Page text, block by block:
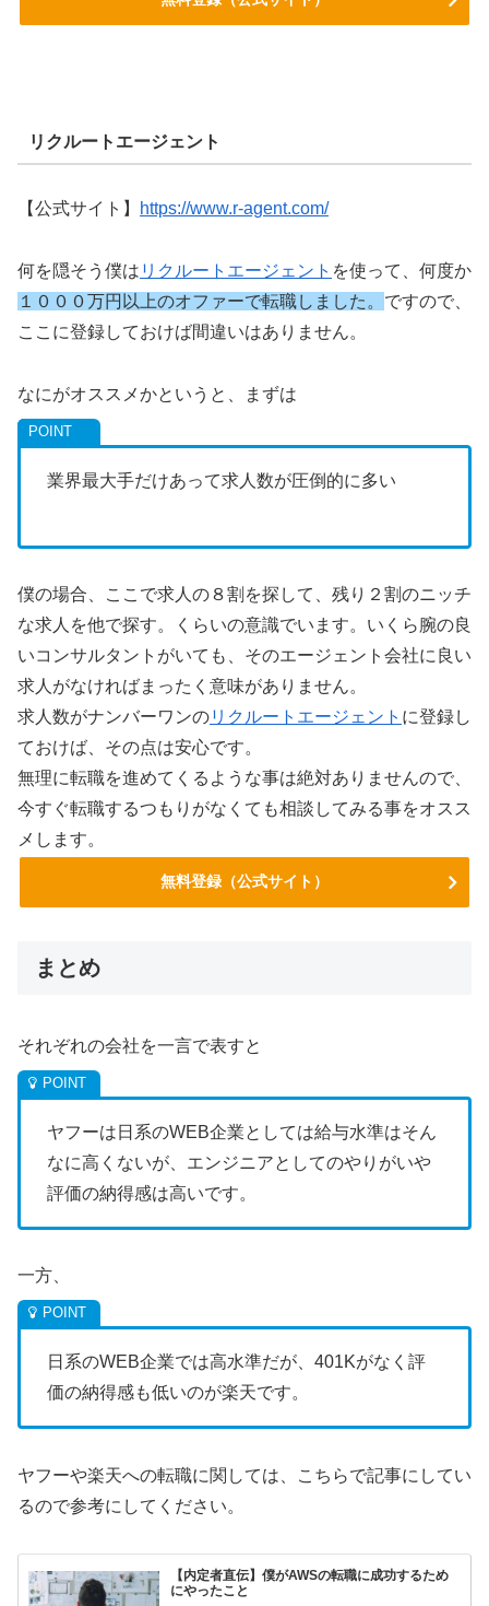
リクルートエージェント
【公式サイト】 https://www.r-agent.com/
何を隠そう僕は リクルートエージェント を使って、何度か
１０００万円以上のオファーで転職しました。 ですので、
ここに登録しておけば間違いはありません。
なにがオススメかというと、まずは
業界最大手だけあって求人数が圧倒的に多い
僕の場合、ここで求人の８割を探して、残り２割のニッチ
な求人を他で探す。くらいの意識でいます。いくら腕の良
いコンサルタントがいても、そのエージェント会社に良い
求人がなければまったく意味がありません。
求人数がナンバーワンのリクルートエージェント に登録し
ておけば、その点は安心です。
無理に転職を進めてくるような事は絶対ありませんので、
今すぐ転職するつもりがなくても相談してみる事をオスス
メします。
無料登録（公式サイト）
まとめ
それぞれの会社を一言で表すと
ヤフーは日系のWEB企業としては給与水準はそん
なに高くないが、エンジニアとしてのやりがいや
評価の納得感は高いです。
一方、
日系のWEB企業では高水準だが、401Kがなく評
価の納得感も低いのが楽天です。
ヤフーや楽天への転職に関しては、こちらで記事にしてい
るので参考にしてください。
【内定者直伝】僕がAWSの転職に成功するため
にやったこと